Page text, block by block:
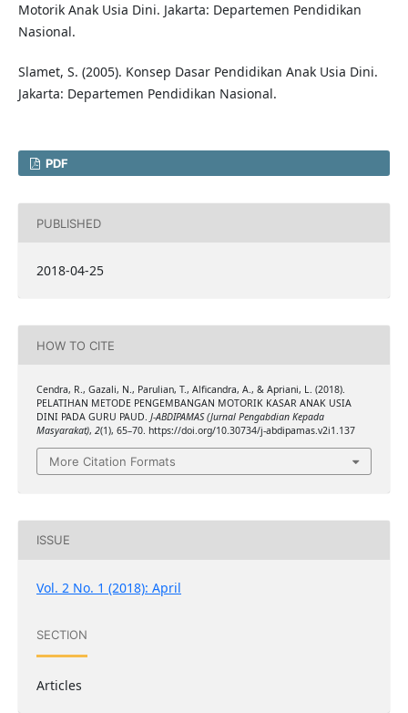
Motorik Anak Usia Dini. Jakarta: Departemen Pendidikan
Nasional.
Slamet, S. (2005). Konsep Dasar Pendidikan Anak Usia Dini.
Jakarta: Departemen Pendidikan Nasional.
PDF
PUBLISHED
2018-04-25
HOW TO CITE
Cendra, R., Gazali, N., Parulian, T., Alficandra, A., & Apriani, L. (2018).
PELATIHAN METODE PENGEMBANGAN MOTORIK KASAR ANAK USIA
DINI PADA GURU PAUD. J-ABDIPAMAS (Jurnal Pengabdian Kepada
Masyarakat), 2(1), 65–70. https://doi.org/10.30734/j-abdipamas.v2i1.137
More Citation Formats
ISSUE
Vol. 2 No. 1 (2018): April
SECTION
Articles